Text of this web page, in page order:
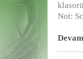
Not: